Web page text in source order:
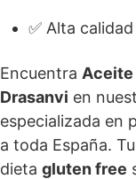
✅ Alta
Encuentra Aceite
Drasanvi en
especializada en
a toda España.
dieta gluten free